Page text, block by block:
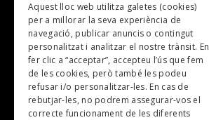
TV
Plans per fer
Revistes
SUBSCRIU-TE A LA NOSTRA NEWSLETTER!
Aquest lloc web utilitza galetes (cookies)
per a millorar la seva experiència de
navegació, publicar anuncis o contingut
personalitzat i analitzar el nostre trànsit. En
fer clic a “acceptar”, accepteu l’ús que fem
de les cookies, però també les podeu
refusar i/o personalitzar-les. En cas de
rebutjar-les, no podrem assegurar-vos el
correcte funcionament de les diferents